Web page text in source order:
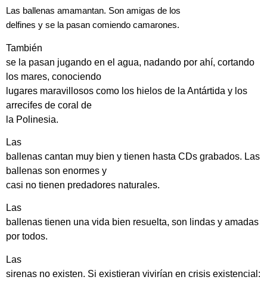
Las ballenas amamantan. Son amigas de los
delfines y se la pasan comiendo camarones.
También
se la pasan jugando en el agua, nadando por ahí, cortando
los mares, conociendo
lugares maravillosos como los hielos de la Antártida y los
arrecifes de coral de
la Polinesia.
Las
ballenas cantan muy bien y tienen hasta CDs grabados. Las
ballenas son enormes y
casi no tienen predadores naturales.
Las
ballenas tienen una vida bien resuelta, son lindas y amadas
por todos.
Las
sirenas no existen. Si existieran vivirían en crisis existencial: